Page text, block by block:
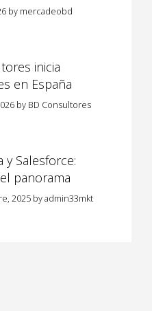
by mercadeobd
inicia
en España
by BD Consultores
y Salesforce:
panorama
2025 byadmin33mkt